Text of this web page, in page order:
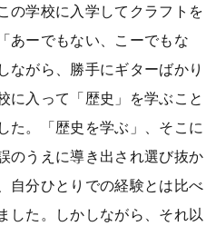
の学校に入学してクラフトを
あーでもない、こーでもな
ながら、勝手にギターばかり
に入って「歴史」を学ぶこと
た。「歴史を学ぶ」、そこに
のうえに導き出され選び抜か
自分ひとりでの経験とは比べ
した。しかしながら、それ以